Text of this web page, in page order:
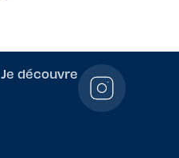
Je découvre